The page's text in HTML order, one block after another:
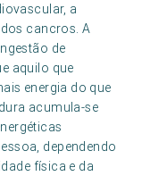
a
cancros. A
de
aquilo que
energia do que
acumula-se
dependendo
física e da